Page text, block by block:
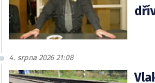
4. srpna 2026 21:08